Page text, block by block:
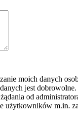
moich danych
jest
od
użytkowników